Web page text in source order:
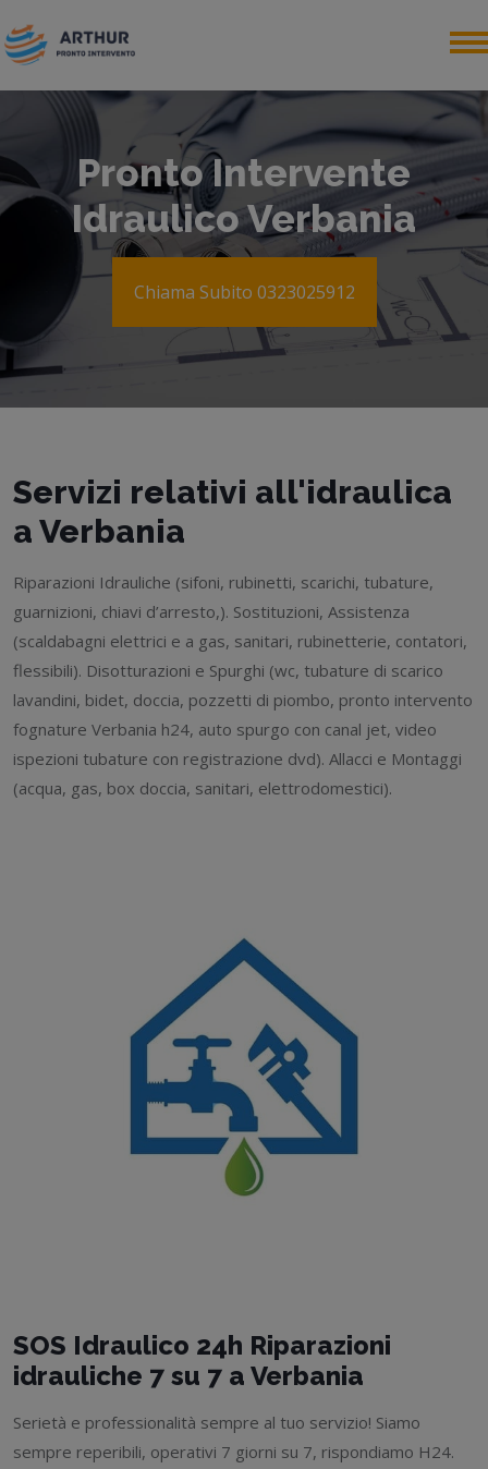
Pronto Intervente
Idraulico Verbania
Chiama Subito 0323025912
Servizi relativi all'idraulica
a Verbania
Riparazioni Idrauliche (sifoni, rubinetti, scarichi, tubature,
guarnizioni, chiavi d’arresto,). Sostituzioni, Assistenza
(scaldabagni elettrici e a gas, sanitari, rubinetterie, contatori,
flessibili). Disotturazioni e Spurghi (wc, tubature di scarico
lavandini, bidet, doccia, pozzetti di piombo, pronto intervento
fognature Verbania h24, auto spurgo con canal jet, video
ispezioni tubature con registrazione dvd). Allacci e Montaggi
(acqua, gas, box doccia, sanitari, elettrodomestici).
SOS Idraulico 24h Riparazioni
idrauliche 7 su 7 a Verbania
Serietà e professionalità sempre al tuo servizio! Siamo
sempre reperibili, operativi 7 giorni su 7, rispondiamo H24.